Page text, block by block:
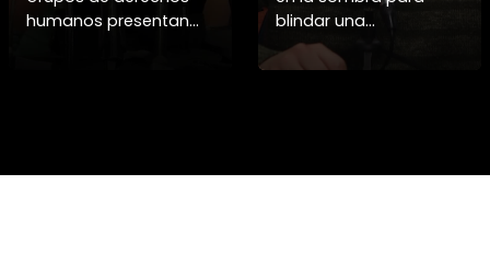
humanos presentan
blindar una
candidatura
presidencial? Nuevos